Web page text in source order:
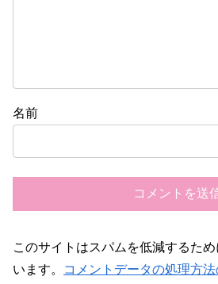
名前
このサイトはスパムを低減するた
います。
コメントデータの処理方